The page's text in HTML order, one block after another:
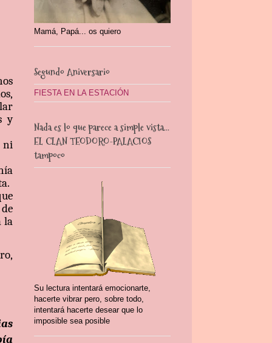
y
ni
la
Mamá, Papá... os quiero
Segundo Aniversario
FIESTA EN LA ESTACIÓN
Nada es lo que parece a simple vista...
EL CLAN TEODORO-PALACIOS
tampoco
Su lectura intentará emocionarte,
hacerte vibrar pero, sobre todo,
intentará hacerte desear que lo
imposible sea posible